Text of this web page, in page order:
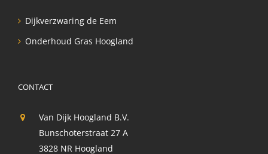
Dijkverzwaring de Eem
Onderhoud Gras Hoogland
CONTACT
Van Dijk Hoogland B.V.
Bunschoterstraat 27 A
3828 NR Hoogland